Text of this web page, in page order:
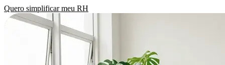
Quero simplificar meu RH